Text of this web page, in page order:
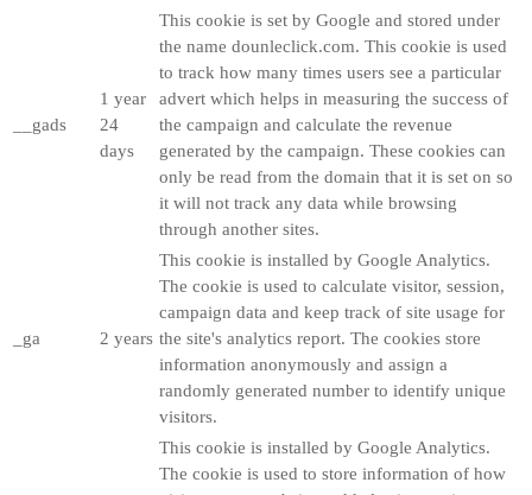
__gads
1 year
24
days
This cookie is set by Google and stored under
the name dounleclick.com. This cookie is used
to track how many times users see a particular
advert which helps in measuring the success of
the campaign and calculate the revenue
generated by the campaign. These cookies can
only be read from the domain that it is set on so
it will not track any data while browsing
through another sites.
_ga 2 years
This cookie is installed by Google Analytics.
The cookie is used to calculate visitor, session,
campaign data and keep track of site usage for
the site's analytics report. The cookies store
information anonymously and assign a
randomly generated number to identify unique
visitors.
This cookie is installed by Google Analytics.
The cookie is used to store information of how